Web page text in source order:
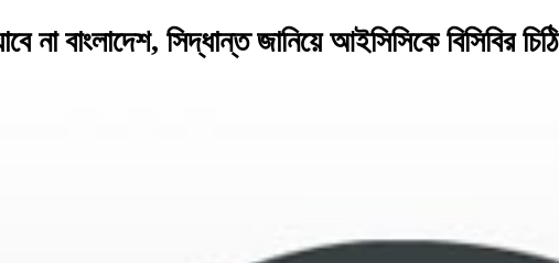
না বাংলাদেশ, সিদ্ধান্ত জানিয়ে আইসিসিকে বিসিবির চিঠি